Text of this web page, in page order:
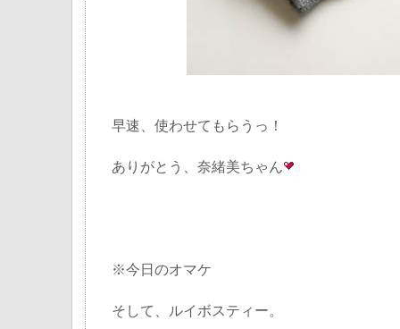
早速、使わせてもらうっ！
ありがとう、奈緒美ちゃん
※今日のオマケ
そして、ルイボスティー。